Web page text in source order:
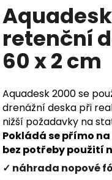
retenční
60 x 2 cm
Aquadesk 2000 se
drenážní deska při
nižší požadavky na
Pokládá se přímo
bez potřeby použití
✓ náhrada nopové
NOPOVÁ FÓLIE DUO